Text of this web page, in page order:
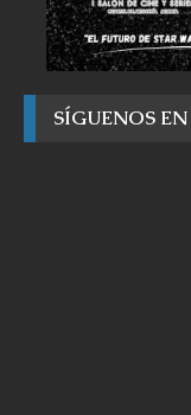
SÍGUENOS EN